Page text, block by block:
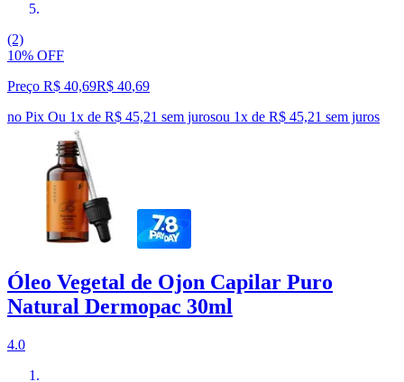
(2)
10% OFF
Preço R$ 40,69R$ 40,69
no Pix Ou 1x de R$ 45,21 sem jurosou 1x de R$ 45,21 sem juros
Óleo Vegetal de Ojon Capilar Puro
Natural Dermopac 30ml
4.0